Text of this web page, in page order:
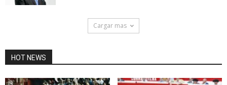
Cargar mas
HOT NEWS